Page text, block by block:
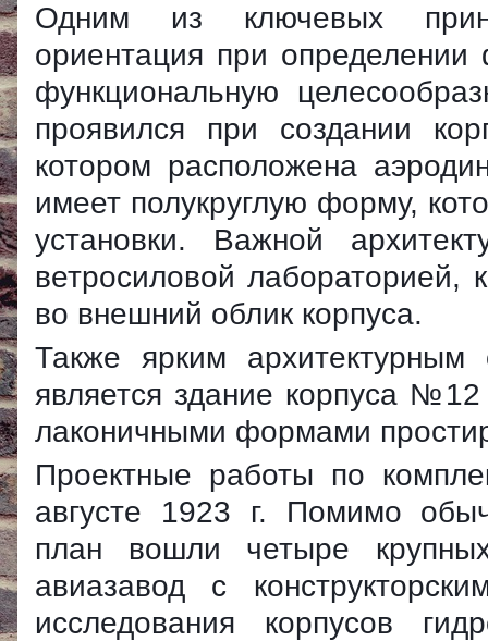
Одним из ключевых
ориентация при определении
функциональную
проявился при создании
котором расположена
имеет полукруглую форму,
установки. Важной
ветросиловой лабораторией,
во внешний облик корпуса.
Также ярким архитектурным
является здание корпуса
лаконичными формами
Проектные работы по
августе 1923 г. Помимо
план вошли четыре
авиазавод с
исследования корпусов